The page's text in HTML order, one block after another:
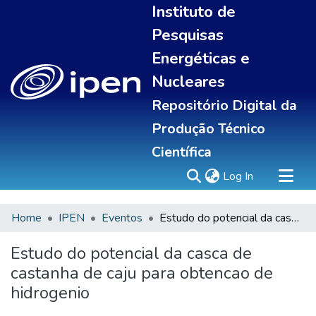
Instituto de
Pesquisas
Energéticas e
Nucleares
Repositório Digital da
Produção Técnico
Científica
Log In (current)
Sobre
Communities & Collections
All of DSpace
Statistics
Home IPEN Eventos Estudo do potencial da casca de castanha de caju para obtencao de hidrogenio
Estudo do potencial da casca de
castanha de caju para obtencao de
hidrogenio